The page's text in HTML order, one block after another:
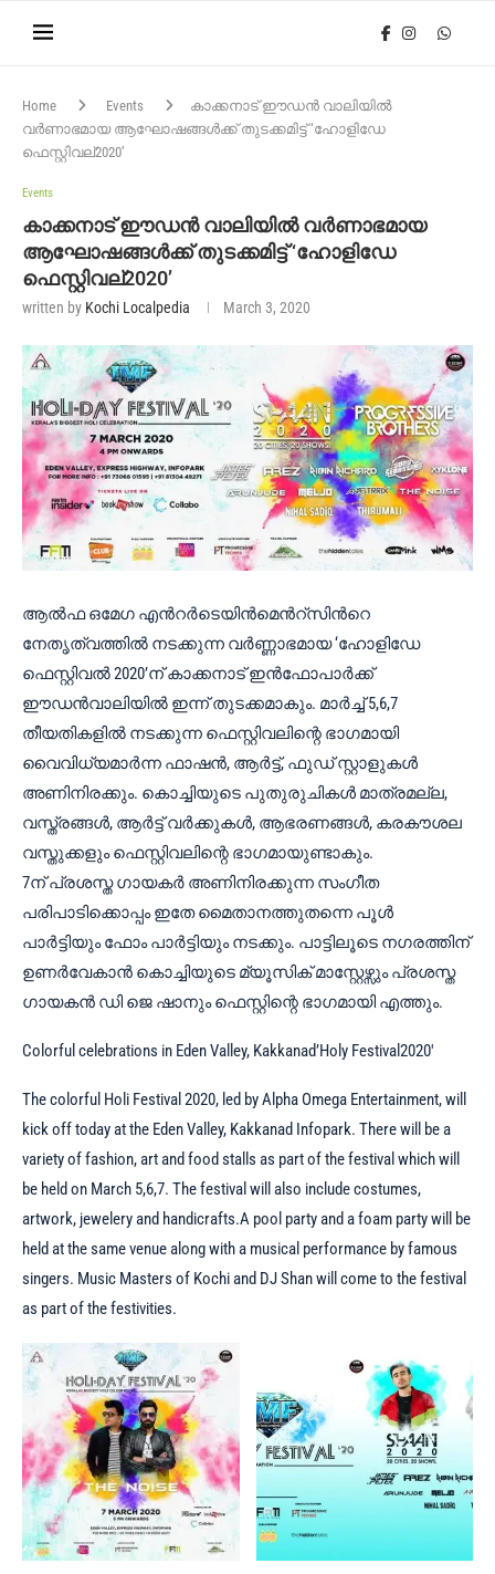
Home Events
കാക്കനാട് ഈഡൻ വാലിയിൽ
വർണാഭമായ ആഘോഷങ്ങൾക്ക് തുടക്കമിട്ട് ‘ഹോളിഡേ
ഫെസ്റ്റിവല്2020‍’
Events
കാക്കനാട് ഈഡൻ വാലിയിൽ വർണാഭമായ
ആഘോഷങ്ങൾക്ക് തുടക്കമിട്ട് ‘ഹോളിഡേ
ഫെസ്റ്റിവല്2020‍’
written by Kochi Localpedia March 3, 2020
ആൽഫ ഒമേഗ എന്‍റര്‍ടെയിന്‍മെന്‍റ്സിന്‍റെ
നേതൃത്വത്തിൽ നടക്കുന്ന വർണ്ണാഭമായ ‘ഹോളിഡേ
ഫെസ്റ്റിവൽ 2020’ന് കാക്കനാട് ഇൻഫോപാർക്ക്
ഈഡന്‍വാലിയില്‍ ഇന്ന് തുടക്കമാകും. മാർച്ച് 5,6,7
തീയതികളിൽ നടക്കുന്ന ഫെസ്റ്റിവലിന്റെ ഭാഗമായി
വൈവിധ്യമാർന്ന ഫാഷൻ, ആർട്ട്‌, ഫുഡ്‌ സ്റ്റാളുകൾ
അണിനിരക്കും. കൊച്ചിയുടെ പുതുരുചികൾ മാത്രമല്ല,
വസ്ത്രങ്ങൾ, ആർട്ട്‌ വർക്കുകൾ, ആഭരണങ്ങൾ, കരകൗശല
വസ്തുക്കളും ഫെസ്റ്റിവലിന്റെ ഭാഗമായുണ്ടാകും.
7ന് പ്രശസ്ത ഗായകർ അണിനിരക്കുന്ന സംഗീത
പരിപാടിക്കൊപ്പം ഇതേ മൈതാനത്തുതന്നെ പൂൾ
പാർട്ടിയും ഫോം പാർട്ടിയും നടക്കും. പാട്ടിലൂടെ നഗരത്തിന്
ഉണർവേകാന്‍ കൊച്ചിയുടെ മ്യൂസിക് മാസ്റ്റേഴ്സും പ്രശസ്ത
ഗായകൻ ഡി ജെ ഷാനും ഫെസ്റ്റിന്റെ ഭാഗമായി എത്തും.
Colorful celebrations in Eden Valley, Kakkanad’Holy Festival2020′
The colorful Holi Festival 2020, led by Alpha Omega Entertainment, will
kick off today at the Eden Valley, Kakkanad Infopark. There will be a
variety of fashion, art and food stalls as part of the festival which will
be held on March 5,6,7. The festival will also include costumes,
artwork, jewelery and handicrafts.A pool party and a foam party will be
held at the same venue along with a musical performance by famous
singers. Music Masters of Kochi and DJ Shan will come to the festival
as part of the festivities.